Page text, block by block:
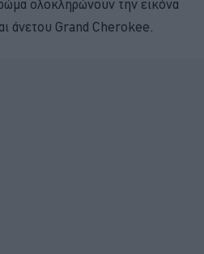
ολοκληρώνουν την εικόνα
άνετου Grand Cherokee.